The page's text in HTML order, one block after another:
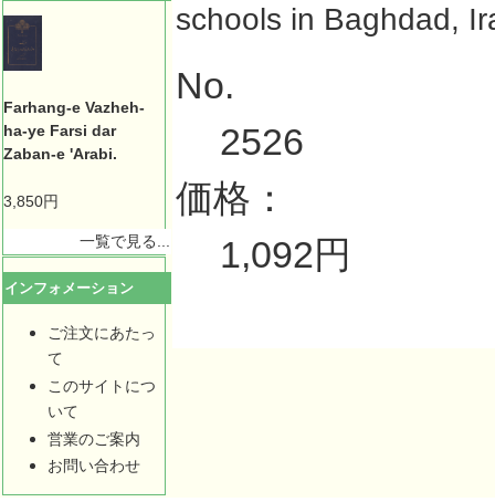
Farhang-e Vazheh-
ha-ye Farsi dar
Zaban-e 'Arabi.
3,850円
一覧で見る...
インフォメーション
ご注文にあたっ
て
このサイトにつ
いて
営業のご案内
お問い合わせ
schools in Baghdad,
No.
2526
価格：
1,092円